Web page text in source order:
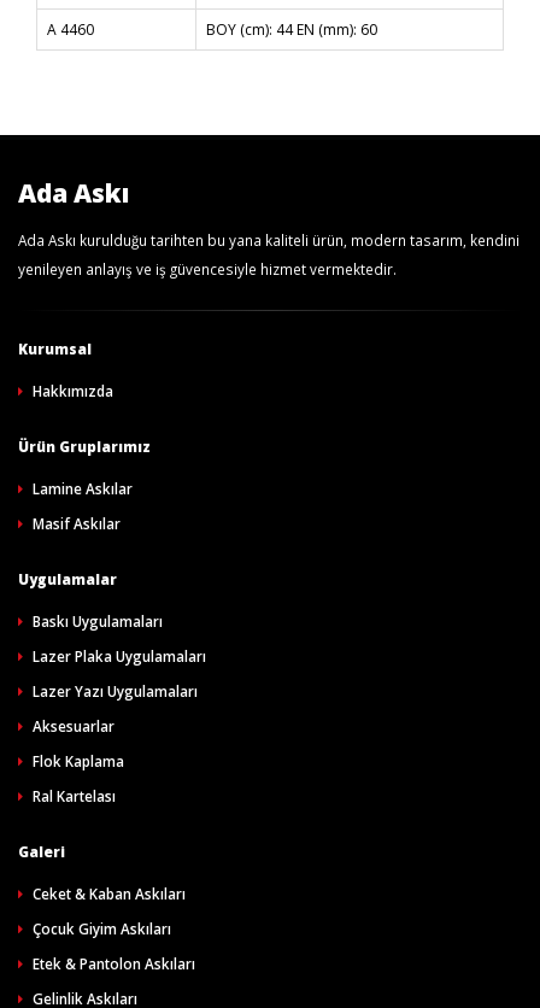
A 4460
BOY (cm): 44 EN (mm): 60
Ada Askı
Ada Askı kurulduğu tarihten bu yana kaliteli ürün, modern tasarım, kendini
yenileyen anlayış ve iş güvencesiyle hizmet vermektedir.
Kurumsal
Hakkımızda
Ürün Gruplarımız
Lamine Askılar
Masif Askılar
Uygulamalar
Baskı Uygulamaları
Lazer Plaka Uygulamaları
Lazer Yazı Uygulamaları
Aksesuarlar
Flok Kaplama
Ral Kartelası
Galeri
Ceket & Kaban Askıları
Çocuk Giyim Askıları
Etek & Pantolon Askıları
Gelinlik Askıları